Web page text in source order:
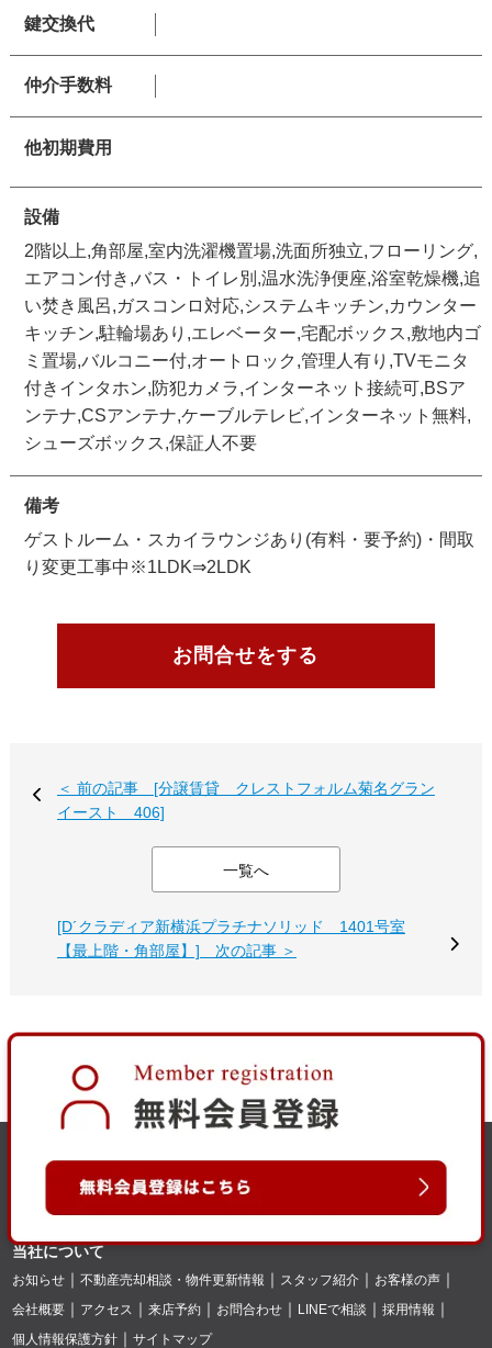
鍵交換代
仲介手数料
他初期費用
設備
2階以上,角部屋,室内洗濯機置場,洗面所独立,フローリング,
エアコン付き,バス・トイレ別,温水洗浄便座,浴室乾燥機,追
い焚き風呂,ガスコンロ対応,システムキッチン,カウンター
キッチン,駐輪場あり,エレベーター,宅配ボックス,敷地内ゴ
ミ置場,バルコニー付,オートロック,管理人有り,TVモニタ
付きインタホン,防犯カメラ,インターネット接続可,BSア
ンテナ,CSアンテナ,ケーブルテレビ,インターネット無料,
シューズボックス,保証人不要
備考
ゲストルーム・スカイラウンジあり(有料・要予約)・間取
り変更工事中※1LDK⇒2LDK
お問合せをする
＜ 前の記事 [分譲賃貸 クレストフォルム菊名グラン
イースト 406]
一覧へ
[D´クラディア新横浜プラチナソリッド 1401号室
【最上階・角部屋】] 次の記事 ＞
当社について
お知らせ 不動産売却相談・物件更新情報 スタッフ紹介
お客様の声
会社概要
アクセス 来店予約 お問合わせ LINEで相談
採用情報
個人情報保護方針
サイトマップ